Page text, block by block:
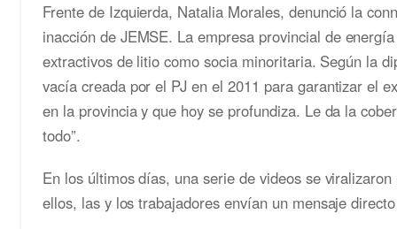
Frente de Izquierda, Natalia Morales, denunció la
inacción de JEMSE. La empresa provincial de
extractivos de litio como socia minoritaria. Según la
vacía creada por el PJ en el 2011 para garantizar el
en la provincia y que hoy se profundiza. Le da la
todo”.
En los últimos días, una serie de videos se
ellos, las y los trabajadores envían un mensaje